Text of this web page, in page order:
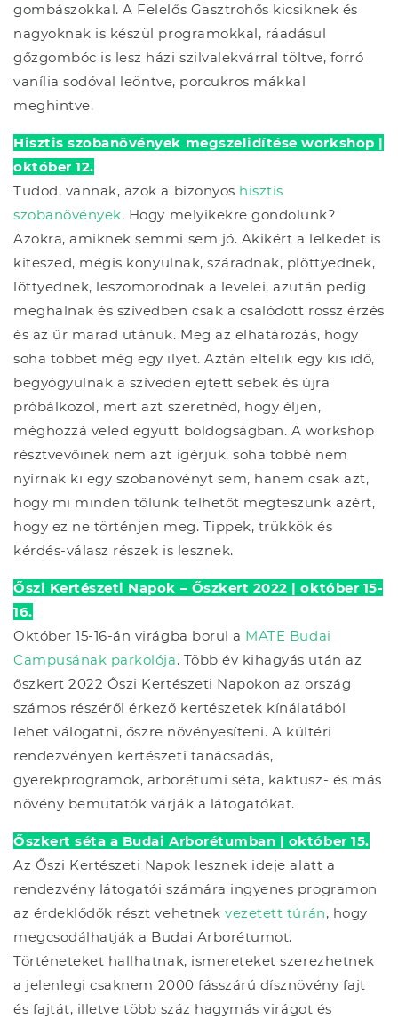
gombászokkal. A Felelős Gasztrohős kicsiknek és
nagyoknak is készül programokkal, ráadásul
gőzgombóc is lesz házi szilvalekvárral töltve, forró
vanília sodóval leöntve, porcukros mákkal
meghintve.
Hisztis szobanövények megszelidítése workshop |
október 12.
Tudod, vannak, azok a bizonyos hisztis
szobanövények. Hogy melyikekre gondolunk?
Azokra, amiknek semmi sem jó. Akikért a lelkedet is
kiteszed, mégis konyulnak, száradnak, plöttyednek,
löttyednek, leszomorodnak a levelei, azután pedig
meghalnak és szívedben csak a csalódott rossz érzés
és az űr marad utánuk. Meg az elhatározás, hogy
soha többet még egy ilyet. Aztán eltelik egy kis idő,
begyógyulnak a szíveden ejtett sebek és újra
próbálkozol, mert azt szeretnéd, hogy éljen,
méghozzá veled együtt boldogságban. A workshop
résztvevőinek nem azt ígérjük, soha többé nem
nyírnak ki egy szobanövényt sem, hanem csak azt,
hogy mi minden tőlünk telhetőt megteszünk azért,
hogy ez ne történjen meg. Tippek, trükkök és
kérdés-válasz részek is lesznek.
Őszi Kertészeti Napok – Őszkert 2022 | október 15-
16.
Október 15-16-án virágba borul a MATE Budai
Campusának parkolója. Több év kihagyás után az
őszkert 2022 Őszi Kertészeti Napokon az ország
számos részéről érkező kertészetek kínálatából
lehet válogatni, őszre növényesíteni. A kültéri
rendezvényen kertészeti tanácsadás,
gyerekprogramok, arborétumi séta, kaktusz- és más
növény bemutatók várják a látogatókat.
Őszkert séta a Budai Arborétumban | október 15.
Az Őszi Kertészeti Napok lesznek ideje alatt a
rendezvény látogatói számára ingyenes programon
az érdeklődők részt vehetnekvezetett túrán, hogy
megcsodálhatják a Budai Arborétumot.
Történeteket hallhatnak, ismereteket szerezhetnek
a jelenlegi csaknem 2000 fásszárú dísznövény fajt
és fajtát, illetve több száz hagymás virágot és